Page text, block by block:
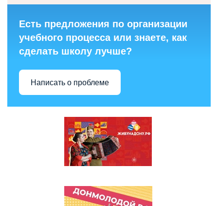
Есть предложения по организации
учебного процесса или знаете, как
сделать школу лучше?
Написать о проблеме